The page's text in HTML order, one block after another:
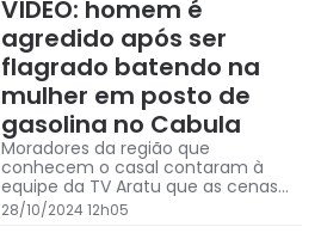
VÍDEO: homem é
agredido após ser
flagrado batendo na
mulher em posto de
gasolina no Cabula
Moradores da região que
conhecem o casal contaram à
equipe da TV Aratu que as cenas
de violência entre os dois
acontecem com frequência
28/10/2024 12h05